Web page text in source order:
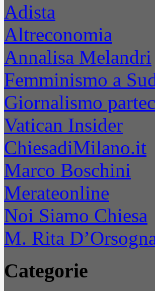
Adista
Altreconomia
Annalisa Melandri
Femminismo a
Giornalismo
Vatican Insider
ChiesadiMilano.it
Marco Boschini
Merateonline
Noi Siamo Chiesa
M. Rita
Categorie